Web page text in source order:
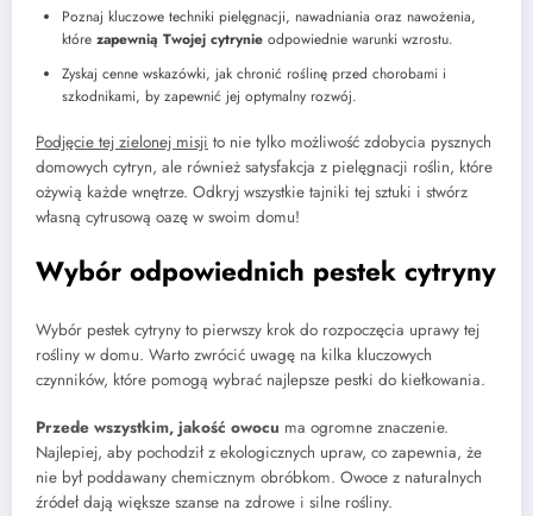
Poznaj kluczowe techniki pielęgnacji, nawadniania oraz nawożenia,
które zapewnią Twojej cytrynie odpowiednie warunki wzrostu.
Zyskaj cenne wskazówki, jak chronić roślinę przed chorobami i
szkodnikami, by zapewnić jej optymalny rozwój.
Podjęcie tej zielonej misji to nie tylko możliwość zdobycia pysznych
domowych cytryn, ale również satysfakcja z pielęgnacji roślin, które
ożywią każde wnętrze. Odkryj wszystkie tajniki tej sztuki i stwórz
własną cytrusową oazę w swoim domu!
Wybór odpowiednich pestek cytryny
Wybór pestek cytryny to pierwszy krok do rozpoczęcia uprawy tej
rośliny w domu. Warto zwrócić uwagę na kilka kluczowych
czynników, które pomogą wybrać najlepsze pestki do kiełkowania.
Przede wszystkim, jakość owocu ma ogromne znaczenie.
Najlepiej, aby pochodził z ekologicznych upraw, co zapewnia, że
nie był poddawany chemicznym obróbkom. Owoce z naturalnych
źródeł dają większe szanse na zdrowe i silne rośliny.